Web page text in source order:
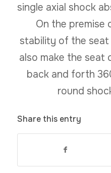
single axial shock
On the premise
stability of the seat
also make the seat
back and forth
round
Share this entry